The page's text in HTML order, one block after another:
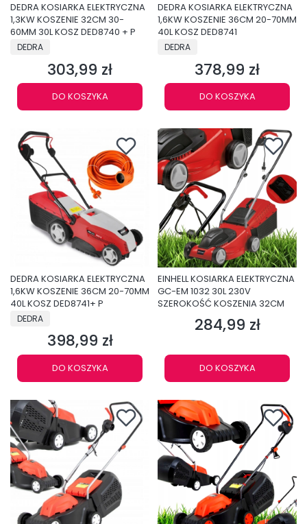
DEDRA KOSIARKA ELEKTRYCZNA
1,3KW KOSZENIE 32CM 30-
60MM 30L KOSZ DED8740 + P
PRODUCENT
DEDRA
Cena
303,99 zł
DO KOSZYKA
DEDRA KOSIARKA ELEKTRYCZNA
1,6KW KOSZENIE 36CM 20-70MM
40L KOSZ DED8741
PRODUCENT
DEDRA
Cena
378,99 zł
DO KOSZYKA
DEDRA KOSIARKA ELEKTRYCZNA
1,6KW KOSZENIE 36CM 20-70MM
40L KOSZ DED8741+ P
PRODUCENT
DEDRA
Cena
398,99 zł
DO KOSZYKA
EINHELL KOSIARKA ELEKTRYCZNA
GC-EM 1032 30L 230V
SZEROKOŚĆ KOSZENIA 32CM
Cena
284,99 zł
DO KOSZYKA